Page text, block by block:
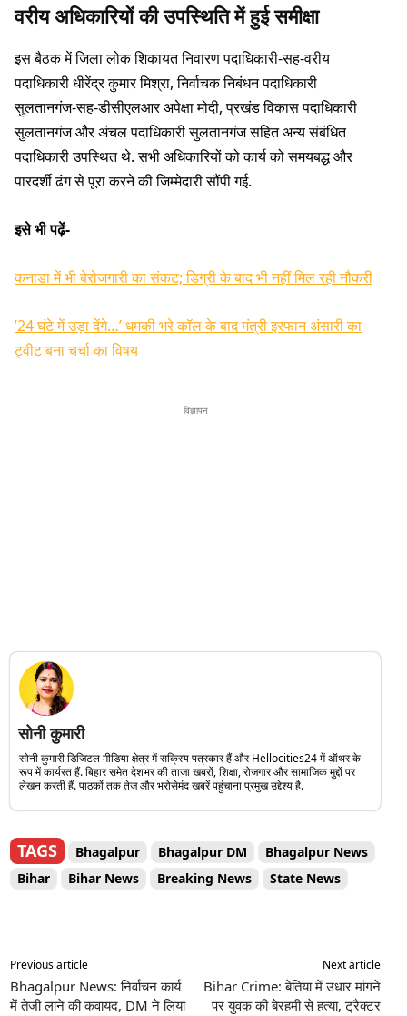
वरीय अधिकारियों की उपस्थिति में हुई समीक्षा
इस बैठक में जिला लोक शिकायत निवारण पदाधिकारी-सह-वरीय
पदाधिकारी धीरेंद्र कुमार मिश्रा, निर्वाचक निबंधन पदाधिकारी
सुलतानगंज-सह-डीसीएलआर अपेक्षा मोदी, प्रखंड विकास पदाधिकारी
सुलतानगंज और अंचल पदाधिकारी सुलतानगंज सहित अन्य संबंधित
पदाधिकारी उपस्थित थे. सभी अधिकारियों को कार्य को समयबद्ध और
पारदर्शी ढंग से पूरा करने की जिम्मेदारी सौंपी गई.
इसे भी पढ़ें-
कनाडा में भी बेरोजगारी का संकट; डिग्री के बाद भी नहीं मिल रही नौकरी
’24 घंटे में उड़ा देंगे…’ धमकी भरे कॉल के बाद मंत्री इरफान अंसारी का
ट्वीट बना चर्चा का विषय
विज्ञापन
सोनी कुमारी
सोनी कुमारी डिजिटल मीडिया क्षेत्र में सक्रिय पत्रकार हैं और Hellocities24 में ऑथर के
रूप में कार्यरत हैं. बिहार समेत देशभर की ताजा खबरों, शिक्षा, रोजगार और सामाजिक मुद्दों पर
लेखन करती हैं. पाठकों तक तेज और भरोसेमंद खबरें पहुंचाना प्रमुख उद्देश्य है.
TAGS Bhagalpur Bhagalpur DM
Bhagalpur News
Bihar
Bihar News Breaking News State News
Previous article
Bhagalpur News: निर्वाचन कार्य
में तेजी लाने की कवायद, DM ने लिया
Next article
Bihar Crime: बेतिया में उधार मांगने
पर युवक की बेरहमी से हत्या, ट्रैक्टर